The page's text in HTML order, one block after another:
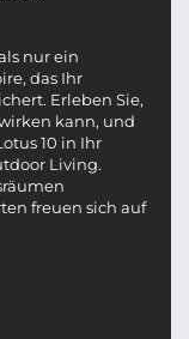
nur ein
das Ihr
Erleben Sie,
kann, und
10 in Ihr
Living.
freuen sich auf